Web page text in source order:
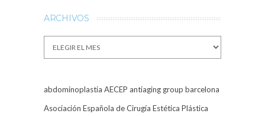
ARCHIVOS
Archivos
abdominoplastia AECEP antiaging group barcelona
Asociación Española de Cirugía Estética Plástica